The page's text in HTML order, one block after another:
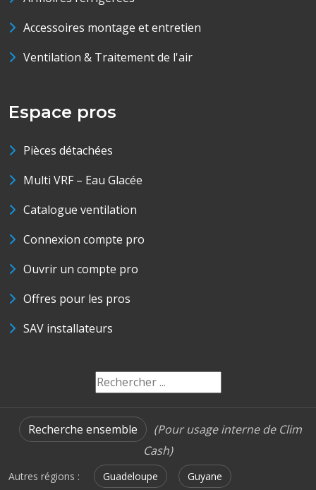
Accessoires montage et entretien
Ventilation & Traitement de l'air
Espace pros
Pièces détachées
Multi VRF – Eau Glacée
Catalogue ventilation
Connexion compte pro
Ouvrir un compte pro
Offres pour les pros
SAV installateurs
Recherche ensemble
(Pour usage interne de Clim
Cash)
Autres régions : Guadeloupe Guyane